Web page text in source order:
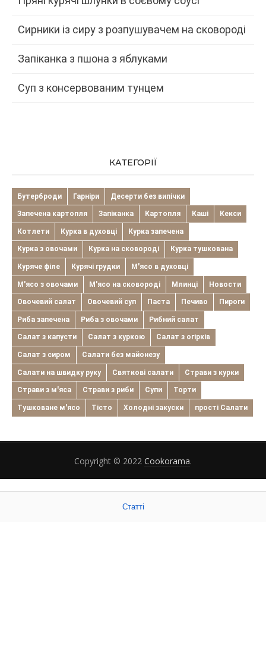
Сирники із сиру з розпушувачем на сковороді
Запіканка з пшона з яблуками
Суп з консервованим тунцем
КАТЕГОРІЇ
Бутерброди Гарніри Десерти без випічки
Запечена картопля Запіканка Картопля Каші Кекси
Котлети Курка в духовці Курка запечена
Курка з овочами Курка на сковороді Курка тушкована
Куряче філе Курячі грудки М'ясо в духовці
М'ясо з овочами М'ясо на сковороді Млинці Новости
Овочевий салат Овочевий суп Паста Печиво Пироги
Риба запечена Риба з овочами Рибний салат
Салат з капусти Салат з куркою Салат з огірків
Салат з сиром Салати без майонезу
Салати на швидку руку Святкові салати Страви з курки
Страви з м'яса Страви з риби Супи Торти
Тушковане м'ясо Тісто Холодні закуски прості Салати
Copyright © 2022 Cookorama.
Статті